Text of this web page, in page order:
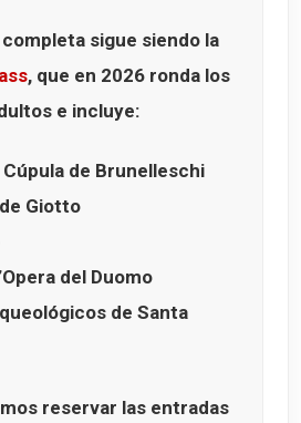
sigue siendo la
, que en 2026 ronda los
e incluye:
Cúpula de Brunelleschi
Giotto
del Duomo
de Santa
reservar las entradas